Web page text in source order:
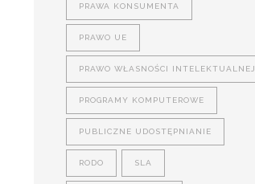
PRAWA KONSUMENTA
PRAWO UE
PRAWO WŁASNOŚCI INTELEKTUALNEJ
PROGRAMY KOMPUTEROWE
PUBLICZNE UDOSTĘPNIANIE
RODO SLA